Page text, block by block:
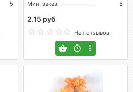
5
Мин. заказ
5
2.15 руб
Нет отзывов